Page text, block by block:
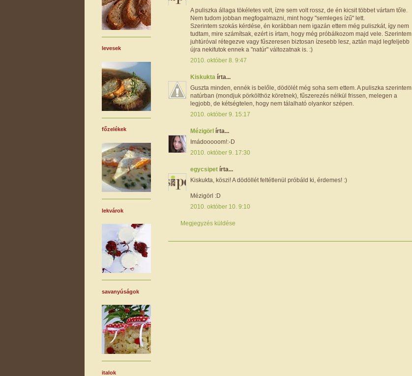
A puliszka állaga tökéletes volt, ízre sem volt rossz, de én kicsit többet vártam tőle.
Nem tudom jobban megfogalmazni, mint hogy "semleges ízű" lett.
Szerintem szokás kérdése, én korábban nem igazán ettem még puliszkát, így nem
tudtam, mire számítsak, ezért is írtam, hogy még próbálkozom majd vele. Szerintem
juhtúróval rétegezve vagy fűszeresen biztosan ízesebb lesz, aztán majd legfeljebb
újra nekifutok ennek a "natúr" változatnak is. :)
2010. október 8. 9:47
Kiskukta írta...
Guszta minden, ennék is belőle, dödölét még soha sem ettem. A puliszka szerintem
natúrban (mondjuk pörkölthöz köretnek), fűszerezés nélkül frissen, melegen a
legjobb, de kétségtelen, hogy nem tálalható olyankor szépen.
2010. október 9. 15:17
Mézigörl írta...
Imádooooom!:-D
2010. október 9. 17:30
egycsipet írta...
Kiskukta, köszi! A dödöllét feltétlenül próbáld ki, érdemes! :)
Mézigörl :D
2010. október 10. 9:10
Megjegyzés küldése
levesek
főzelékek
lekvárok
savanyúságok
italok